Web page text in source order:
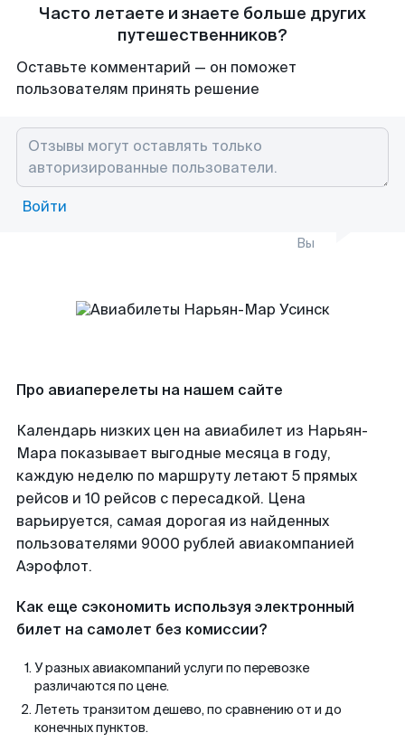
Часто летаете и знаете больше других
путешественников?
Оставьте комментарий — он поможет
пользователям принять решение
Войти
Вы
Про авиаперелеты на нашем сайте
Календарь низких цен на авиабилет из Нарьян-
Мара показывает выгодные месяца в году,
каждую неделю по маршруту летают 5 прямых
рейсов и 10 рейсов с пересадкой. Цена
варьируется, самая дорогая из найденных
пользователями 9000 рублей авиакомпанией
Аэрофлот.
Как еще сэкономить используя электронный
билет на самолет без комиссии?
У разных авиакомпаний услуги по перевозке
различаются по цене.
Лететь транзитом дешево, по сравнению от и до
конечных пунктов.